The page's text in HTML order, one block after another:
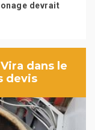
devrait
dans le
devis